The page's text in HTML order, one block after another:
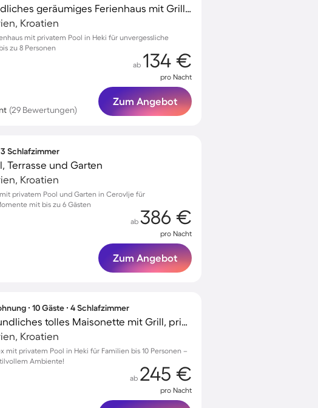
Kinderfreundliches geräumiges Ferienhaus mit Grill, Terrasse und privatem Pool
Kroatien
mit privatem Pool in Heki für unvergessliche
zu 8 Personen
(29 Bewertungen)
ab 134 €
pro Nacht
Zum Angebot
3 Schlafzimmer
Terrasse und Garten
Kroatien
privatem Pool und Garten in Cerovlje für
mit bis zu 6 Gästen
ab 386 €
pro Nacht
Zum Angebot
∙ 10 Gäste ∙ 4 Schlafzimmer
Familienfreundliches tolles Maisonette mit Grill, privatem Pool und Whirlpool
Kroatien
mit privatem Pool in Heki für Familien bis 10 Personen –
Ambiente!
ab 245 €
pro Nacht